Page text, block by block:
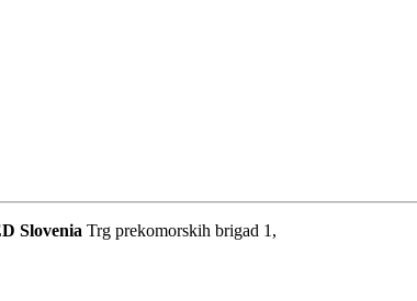
Slovenia Trg prekomorskih brigad 1,